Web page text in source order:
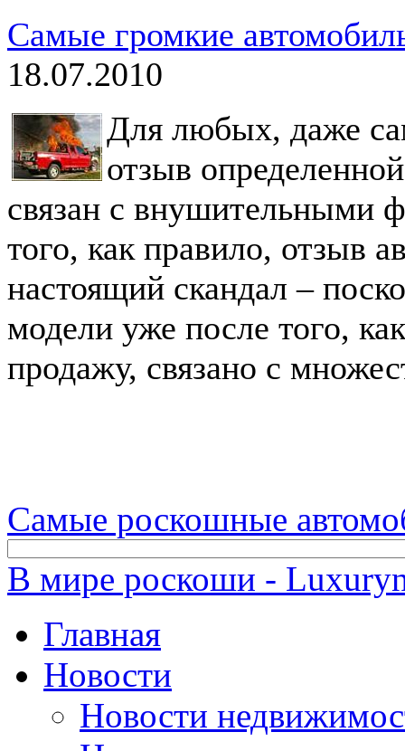
Самые громкие
18.07.2010
Для любых, даже
отзыв
связан с внушительными
того, как правило, отзыв
настоящий скандал –
модели уже после того,
продажу, связано с
Самые роскошные
В мире роскоши -
Главная
Новости
Новости